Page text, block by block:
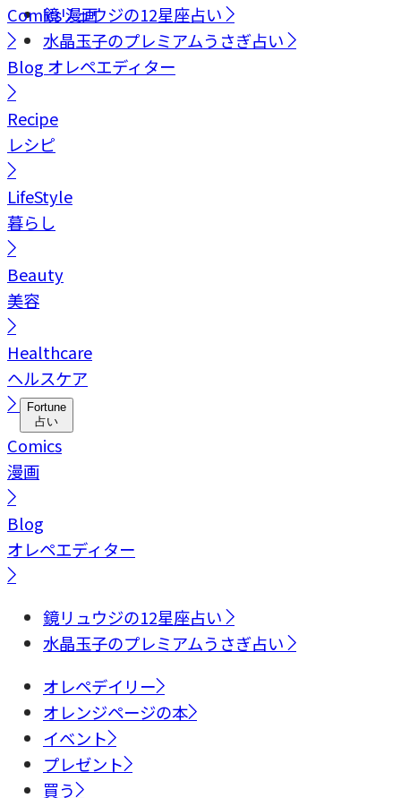
鏡リュウジの12星座占い
水晶玉子のプレミアムうさぎ占い
Comics漫画
Blog オレペエディター
Recipe
レシピ
LifeStyle
暮らし
Beauty
美容
Healthcare
ヘルスケア
Fortune
占い
Comics
漫画
Blog
オレペエディター
鏡リュウジの12星座占い
水晶玉子のプレミアムうさぎ占い
オレペデイリー
オレンジページの本
イベント
プレゼント
買う